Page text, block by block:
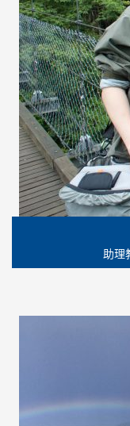
助理